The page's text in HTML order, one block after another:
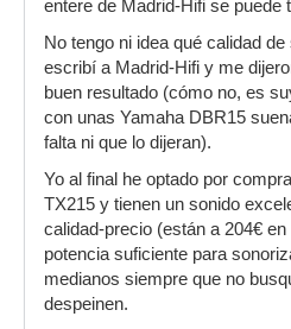
entere de Madrid-Hifi se puede
No tengo ni idea qué calidad
escribí a Madrid-Hifi y me
buen resultado (cómo no, es
con unas Yamaha DBR15
falta ni que lo dijeran).
Yo al final he optado por
TX215 y tienen un sonido
calidad-precio (están a 204€
potencia suficiente para
medianos siempre que no
despeinen.